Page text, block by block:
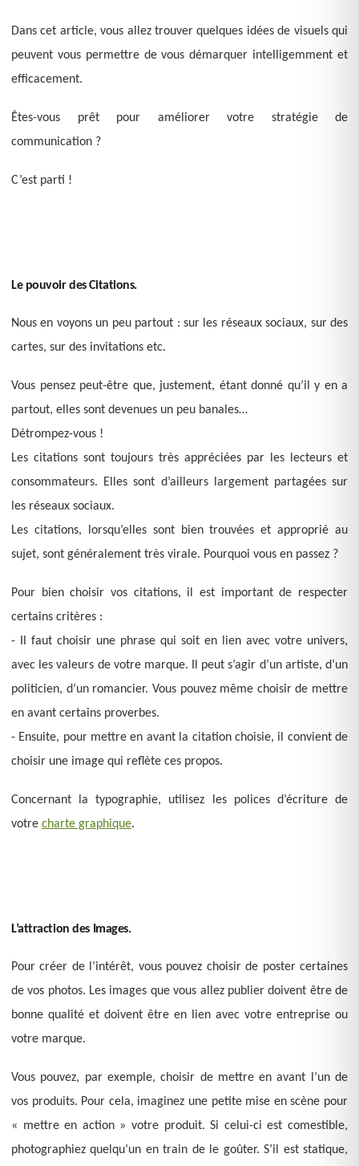
Dans cet article, vous allez trouver quelques idées de visuels qui
peuvent vous permettre de vous démarquer intelligemment et
efficacement.
Êtes-vous prêt pour améliorer votre stratégie de
communication ?
C’est parti !
Le pouvoir des Citations.
Nous en voyons un peu partout : sur les réseaux sociaux, sur des
cartes, sur des invitations etc.
Vous pensez peut-être que, justement, étant donné qu’il y en a
partout, elles sont devenues un peu banales…
Détrompez-vous !
Les citations sont toujours très appréciées par les lecteurs et
consommateurs. Elles sont d’ailleurs largement partagées sur
les réseaux sociaux.
Les citations, lorsqu’elles sont bien trouvées et approprié au
sujet, sont généralement très virale. Pourquoi vous en passez ?
Pour bien choisir vos citations, il est important de respecter
certains critères :
- Il faut choisir une phrase qui soit en lien avec votre univers,
avec les valeurs de votre marque. Il peut s’agir d’un artiste, d’un
politicien, d’un romancier. Vous pouvez même choisir de mettre
en avant certains proverbes.
- Ensuite, pour mettre en avant la citation choisie, il convient de
choisir une image qui reflète ces propos.
Concernant la typographie, utilisez les polices d’écriture de
votre charte graphique.
L’attraction des Images.
Pour créer de l’intérêt, vous pouvez choisir de poster certaines
de vos photos. Les images que vous allez publier doivent être de
bonne qualité et doivent être en lien avec votre entreprise ou
votre marque.
Vous pouvez, par exemple, choisir de mettre en avant l’un de
vos produits. Pour cela, imaginez une petite mise en scène pour
« mettre en action » votre produit. Si celui-ci est comestible,
photographiez quelqu’un en train de le goûter. S’il est statique,